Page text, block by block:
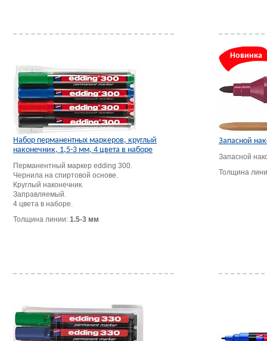
Набор перманентных маркеров, круглый
наконечник, 1,5-3 мм, 4 цвета в наборе
Перманентный маркер edding 300.
Чернила на спиртовой основе.
Круглый наконечник.
Заправляемый.
4 цвета в наборе.
Толщина линии: 1.5-3 мм
Новинка
Запасной
Запасной
Толщина